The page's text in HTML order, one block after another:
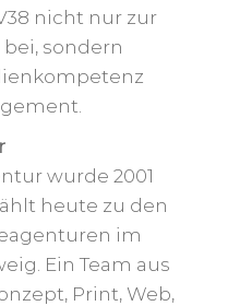
nicht nur zur
sondern
wurde 2001
heute zu den
im
Ein Team aus
Print, Web,